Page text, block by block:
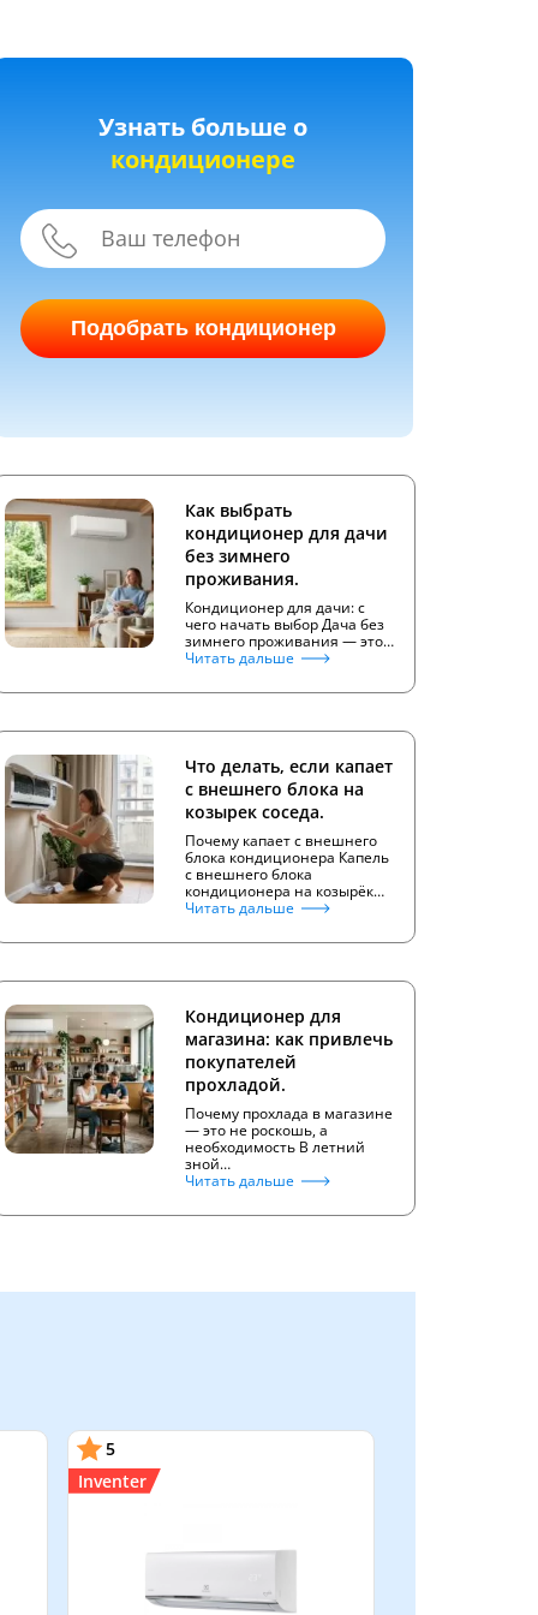
Узнать больше о
кондиционере
Подобрать кондиционер
Как выбрать
кондиционер для дачи
без зимнего
проживания.
Кондиционер для дачи: с
чего начать выбор Дача без
зимнего проживания — это…
Читать дальше
Что делать, если капает
с внешнего блока на
козырек соседа.
Почему капает с внешнего
блока кондиционера Капель
с внешнего блока
кондиционера на козырёк…
Читать дальше
Кондиционер для
магазина: как привлечь
покупателей
прохладой.
Почему прохлада в магазине
— это не роскошь, а
необходимость В летний
зной…
Читать дальше
5
Inventer